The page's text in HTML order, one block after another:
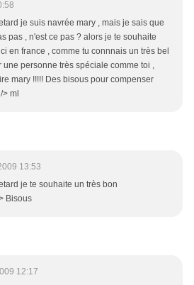
je suis navrée mary , mais je sais que
pas , n'est ce pas ? alors je te souhaite
en france , comme tu connnais un très bel
personne très spéciale comme toi ,
mary !!!!! Des bisous pour compenser
ml
13:53
je te souhaite un très bon
Bisous
12:17